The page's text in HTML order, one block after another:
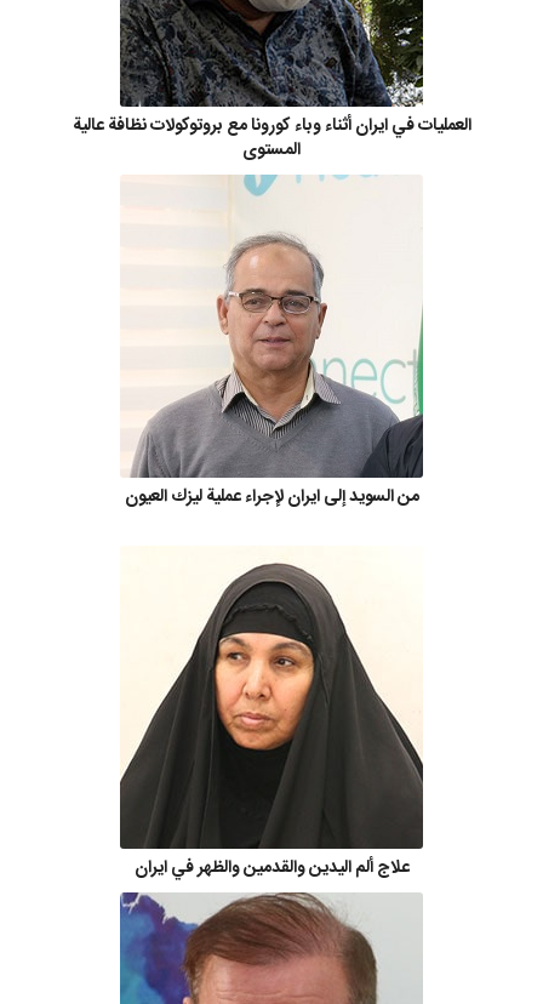
العمليات في ايران أثناء وباء كورونا مع بروتوكولات نظافة عالية
المستوى
من السويد إلى ايران لإجراء عملية ليزك العيون
علاج ألم اليدين والقدمين والظهر في ايران